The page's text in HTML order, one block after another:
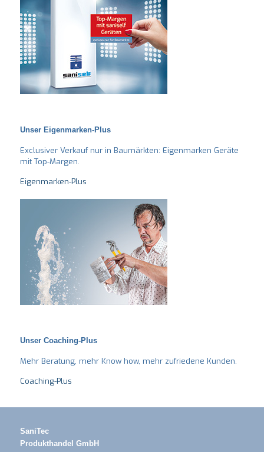
Unser Eigenmarken-Plus
Exclusiver Verkauf nur in Baumärkten: Eigenmarken Geräte
mit Top-Margen.
Eigenmarken-Plus
Unser Coaching-Plus
Mehr Beratung, mehr Know how, mehr zufriedene Kunden.
Coaching-Plus
SaniTec
Produkthandel GmbH